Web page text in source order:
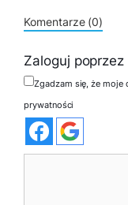
Komentarze (0)
Zaloguj poprzez
Zgadzam się, że moje
prywatności